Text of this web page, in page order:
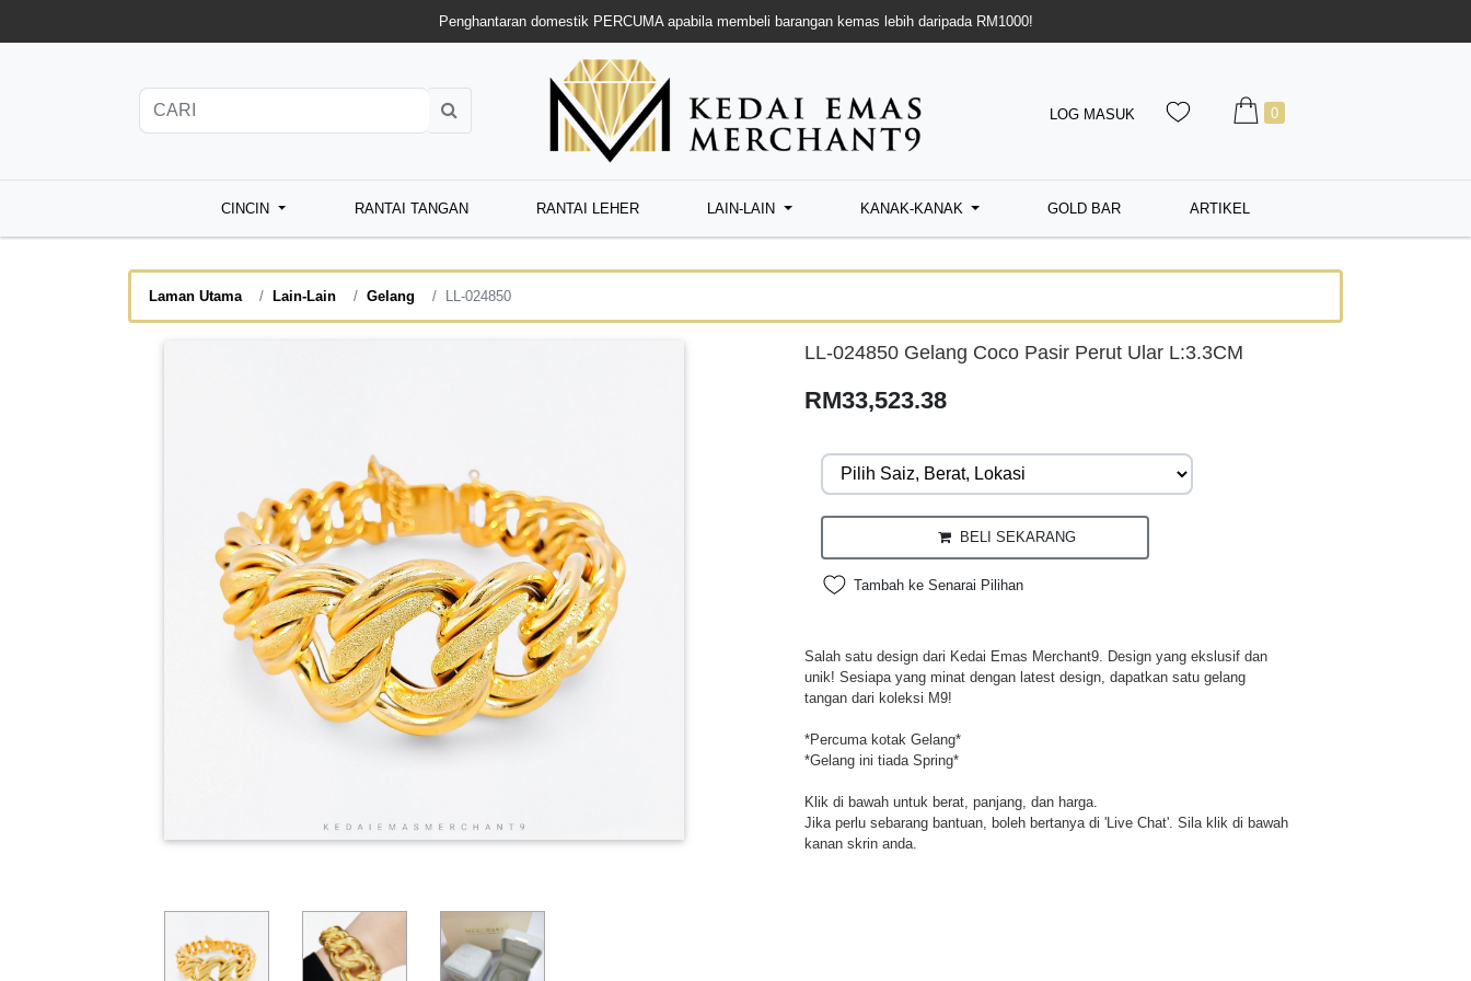
Penghantaran domestik PERCUMA apabila membeli barangan kemas lebih daripada RM1000!
LOG MASUK 0
CINCIN RANTAI TANGAN RANTAI LEHER LAIN-LAIN KANAK-KANAK GOLD BAR ARTIKEL
Laman Utama Lain-Lain Gelang LL-024850
LL-024850 Gelang Coco Pasir Perut Ular L:3.3CM
RM33,523.38
BELI SEKARANG
Tambah ke Senarai Pilihan
Salah satu design dari Kedai Emas Merchant9. Design yang ekslusif dan
unik! Sesiapa yang minat dengan latest design, dapatkan satu gelang
tangan dari koleksi M9!
*Percuma kotak Gelang*
*Gelang ini tiada Spring*
Klik di bawah untuk berat, panjang, dan harga.
Jika perlu sebarang bantuan, boleh bertanya di 'Live Chat'. Sila klik di bawah
kanan skrin anda.